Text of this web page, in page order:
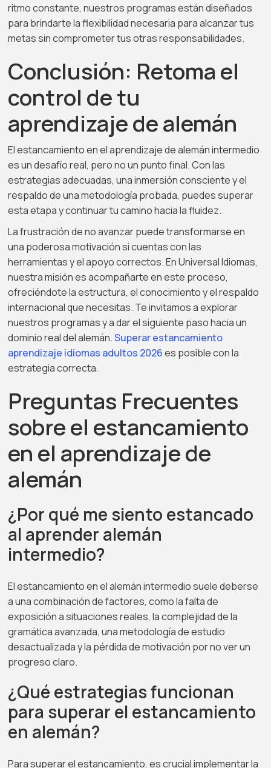
ritmo constante, nuestros programas están diseñados
para brindarte la flexibilidad necesaria para alcanzar tus
metas sin comprometer tus otras responsabilidades.
Conclusión: Retoma el
control de tu
aprendizaje de alemán
El estancamiento en el aprendizaje de alemán intermedio
es un desafío real, pero no un punto final. Con las
estrategias adecuadas, una inmersión consciente y el
respaldo de una metodología probada, puedes superar
esta etapa y continuar tu camino hacia la fluidez.
La frustración de no avanzar puede transformarse en
una poderosa motivación si cuentas con las
herramientas y el apoyo correctos. En Universal Idiomas,
nuestra misión es acompañarte en este proceso,
ofreciéndote la estructura, el conocimiento y el respaldo
internacional que necesitas. Te invitamos a explorar
nuestros programas y a dar el siguiente paso hacia un
dominio real del alemán.Superar estancamiento
aprendizaje idiomas adultos 2026es posible con la
estrategia correcta.
Preguntas Frecuentes
sobre el estancamiento
en el aprendizaje de
alemán
¿Por qué me siento estancado
al aprender alemán
intermedio?
El estancamiento en el alemán intermedio suele deberse
a una combinación de factores, como la falta de
exposición a situaciones reales, la complejidad de la
gramática avanzada, una metodología de estudio
desactualizada y la pérdida de motivación por no ver un
progreso claro.
¿Qué estrategias funcionan
para superar el estancamiento
en alemán?
Para superar el estancamiento, es crucial implementar la